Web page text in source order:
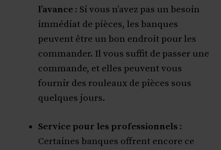
l’avance : Si vous n’avez pas un besoin
immédiat de pièces, les banques
peuvent être un bon endroit pour les
commander. Il vous suffit de passer une
commande, et elles peuvent vous
fournir des rouleaux de pièces sous
quelques jours.
Service pour les professionnels :
Certaines banques offrent encore ce